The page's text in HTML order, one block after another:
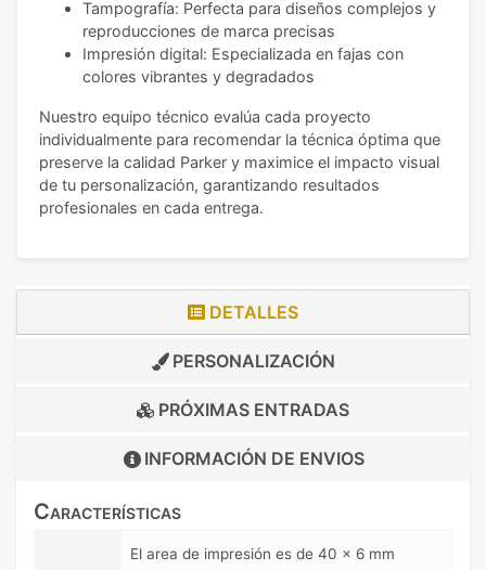
Tampografía: Perfecta para diseños complejos y
reproducciones de marca precisas
Impresión digital: Especializada en fajas con
colores vibrantes y degradados
Nuestro equipo técnico evalúa cada proyecto
individualmente para recomendar la técnica óptima que
preserve la calidad Parker y maximice el impacto visual
de tu personalización, garantizando resultados
profesionales en cada entrega.
DETALLES
PERSONALIZACIÓN
PRÓXIMAS ENTRADAS
INFORMACIÓN DE ENVIOS
Características
El area de impresión es de 40 x 6 mm